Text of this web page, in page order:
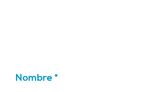
Nombre